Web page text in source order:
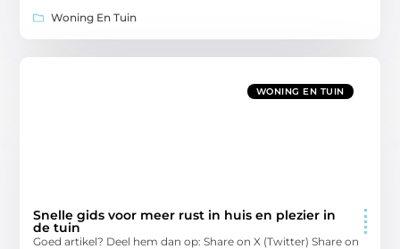
Woning En Tuin
WONING EN TUIN
Snelle gids voor meer rust in huis en plezier in
de tuin
Goed artikel? Deel hem dan op: Share on X (Twitter) Share on